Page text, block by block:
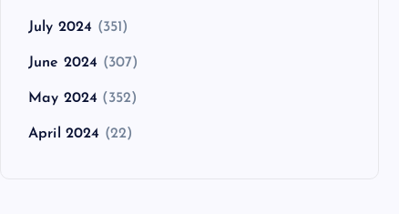
July 2024 (351)
June 2024 (307)
May 2024 (352)
April 2024 (22)